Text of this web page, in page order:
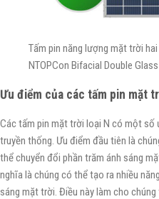
Tấm pin năng lượng mặt trời
NTOPCon Bifacial Double Glass
Ưu điểm của các tấm pin mặt
Các tấm pin mặt trời loại N có một
truyền thống. Ưu điểm đầu tiên là
thể chuyển đổi phần trăm ánh sáng
nghĩa là chúng có thể tạo ra nhiều
sáng mặt trời. Điều này làm cho